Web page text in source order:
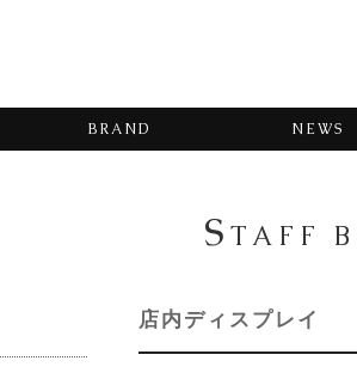
BRAND NEWS
S TAFF
店内ディスプレイ